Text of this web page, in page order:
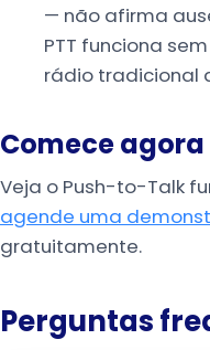
— não afirma
PTT funciona
rádio tradicional
Comece agora
Veja o Push-to-Talk
agende uma
gratuitamente.
Perguntas